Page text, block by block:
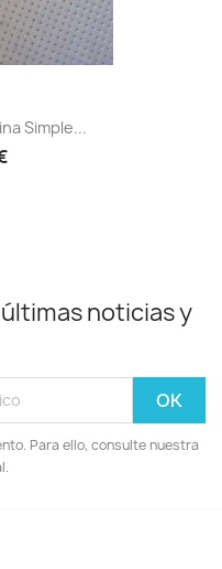
Simple...
noticias y
Para ello, consulte nuestra